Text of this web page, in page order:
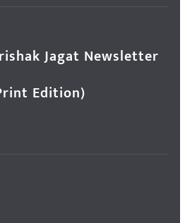
Jagat Newsletter
Edition)